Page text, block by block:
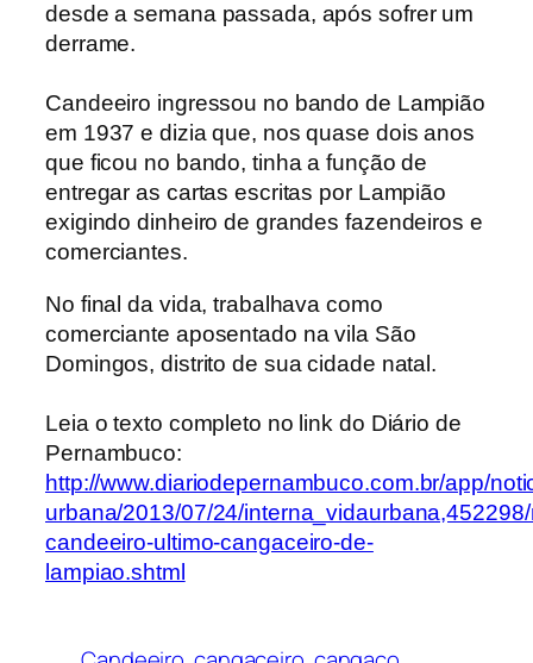
desde a semana passada, após sofrer um
derrame.
Candeeiro ingressou no bando de Lampião
em 1937 e dizia que, nos quase dois anos
que ficou no bando, tinha a função de
entregar as cartas escritas por Lampião
exigindo dinheiro de grandes fazendeiros e
comerciantes.
No final da vida, trabalhava como
comerciante aposentado na vila São
Domingos, distrito de sua cidade natal.
Leia o texto completo no link do Diário de
Pernambuco:
http://www.diariodepernambuco.com.br/app/
urbana/2013/07/24/
candeeiro-ultimo-cangaceiro-de-
lampiao.shtml